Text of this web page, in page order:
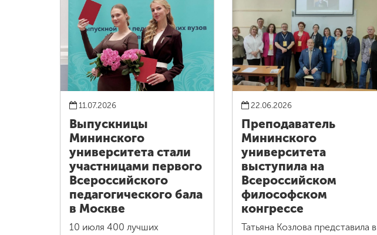
11.07.2026
Выпускницы
Мининского
университета стали
участницами первого
Всероссийского
педагогического бала
в Москве
10 июля 400 лучших
22.06.2026
Преподаватель
Мининского
университета
выступила на
Всероссийском
философском
конгрессе
Татьяна Козлова представила в